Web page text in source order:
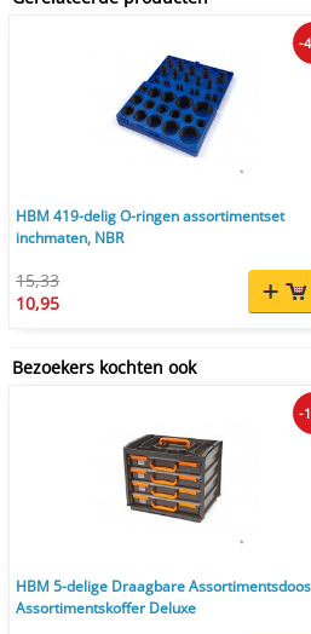
HBM 419-delig O-ringen assortimentset
inchmaten, NBR
15,33
10,95
-
Bezoekers kochten ook
HBM 5-delige Draagbare Assortimentsdoos
Assortimentskoffer Deluxe
-